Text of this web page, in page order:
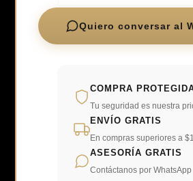
Quiero conversar al
COMPRA
Tu seguridad es nuestra
ENVÍO GRATIS
En compras superiores a
ASESORÍA GRATIS
Contáctanos por WhatsApp